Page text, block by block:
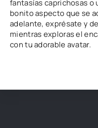
fantasías caprichosas o
bonito aspecto que se
adelante, exprésate y
mientras exploras el
con tu adorable avatar.